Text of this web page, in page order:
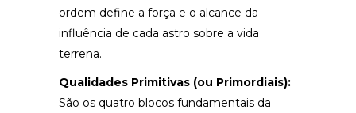
ordem define a força e o alcance da
influência de cada astro sobre a vida
terrena.
Qualidades Primitivas (ou Primordiais):
São os quatro blocos fundamentais da